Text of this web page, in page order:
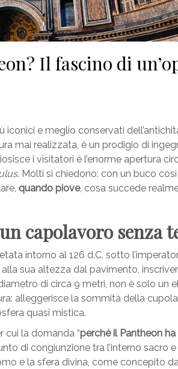
Il fascino di
iconici e meglio conservati
mai realizzata, è un prodigio di
i visitatori è l’enorme apertura
. Molti si chiedono: con un buco
quando piove, cosa succede
capolavoro senza
intorno al 126 d.C. sotto
sua altezza dal pavimento,
di circa 9 metri, non è solo un
alleggerisce la sommità della
quasi mistica.
cui la domanda “perché il Pantheon ha
di congiunzione tra l’interno sacro e
e la sfera divina, come concepito